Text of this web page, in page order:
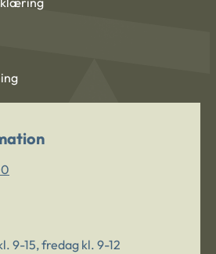
9-15, fredag kl. 9-12